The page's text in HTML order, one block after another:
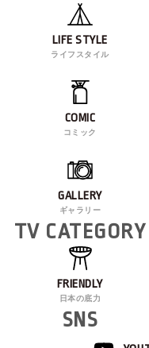
LIFE STYLE
ライフスタイル
COMIC
コミック
GALLERY
ギャラリー
TV CATEGORY
FRIENDLY
日本の底力
SNS